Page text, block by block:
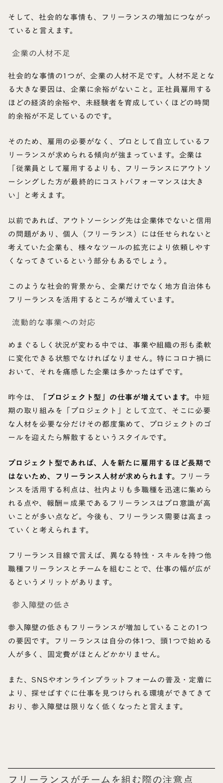
そして、社会的な事情も、フリーランスの増加につながっ
ていると言えます。
企業の人材不足
社会的な事情の1つが、企業の人材不足です。人材不足とな
る大きな要因は、企業に余裕がないこと。正社員雇用する
ほどの経済的余裕や、未経験者を育成していくほどの時間
的余裕が不足しているのです。
そのため、雇用の必要がなく、プロとして自立しているフ
リーランスが求められる傾向が強まっています。企業は
「従業員として雇用するよりも、フリーランスにアウトソ
ーシングした方が最終的にコストパフォーマンスは大き
い」と考えます。
以前であれば、アウトソーシング先は企業体でないと信用
の問題があり、個人（フリーランス）には任せられないと
考えていた企業も、様々なツールの拡充により依頼しやす
くなってきているという部分もあるでしょう。
このような社会的背景から、企業だけでなく地方自治体も
フリーランスを活用するところが増えています。
流動的な事業への対応
めまぐるしく状況が変わる中では、事業や組織の形も柔軟
に変化できる状態でなければなりません。特にコロナ禍に
おいて、それを痛感した企業は多かったはずです。
昨今は、
「プロジェクト型」の仕事が増えています。 中短
期の取り組みを「プロジェクト」として立て、そこに必要
な人材を必要な分だけその都度集めて、プロジェクトのゴ
ールを迎えたら解散するというスタイルです。
プロジェクト型であれば、人を新たに雇用するほど長期で
はないため、フリーランス人材が求められます。 フリーラ
ンスを活用する利点は、社内よりも多職種を迅速に集めら
れる点や、報酬＝成果であるフリーランスはプロ意識が高
いことが多い点など。今後も、フリーランス需要は高まっ
ていくと考えられます。
フリーランス目線で言えば、異なる特性・スキルを持つ他
職種フリーランスとチームを組むことで、仕事の幅が広が
るというメリットがあります。
参入障壁の低さ
参入障壁の低さもフリーランスが増加していることの1つ
の要因です。フリーランスは自分の体1つ、頭1つで始める
人が多く、固定費がほとんどかかりません。
また、SNSやオンラインプラットフォームの普及・定着に
より、探せばすぐに仕事を見つけられる環境ができてきて
おり、参入障壁は限りなく低くなったと言えます。